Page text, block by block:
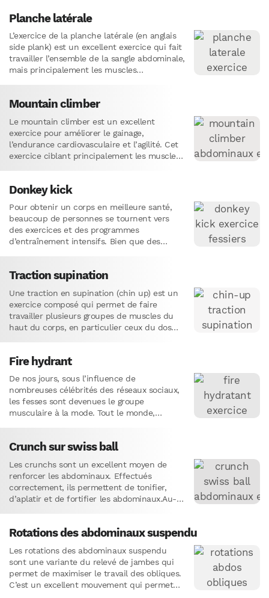
Planche latérale
L’exercice de la planche latérale (en anglais
side plank) est un excellent exercice qui fait
travailler l’ensemble de la sangle abdominale,
mais principalement les muscles
Mountain climber
Le mountain climber est un excellent
exercice pour améliorer le gainage,
l’endurance cardiovasculaire et l’agilité. Cet
exercice ciblant principalement les muscles
Donkey kick
Pour obtenir un corps en meilleure santé,
beaucoup de personnes se tournent vers
des exercices et des programmes
d’entraînement intensifs. Bien que des
Traction supination
Une traction en supination (chin up) est un
exercice composé qui permet de faire
travailler plusieurs groupes de muscles du
haut du corps, en particulier ceux du dos
Fire hydrant
De nos jours, sous l’influence de
nombreuses célébrités des réseaux sociaux,
les fesses sont devenues le groupe
musculaire à la mode. Tout le monde,
Crunch sur swiss ball
Les crunchs sont un excellent moyen de
renforcer les abdominaux. Effectués
correctement, ils permettent de tonifier,
d’aplatir et de fortifier les abdominaux.Au-
Rotations des abdominaux suspendu
Les rotations des abdominaux suspendu
sont une variante du relevé de jambes qui
permet de maximiser le travail des obliques.
C’est un excellent mouvement qui permet